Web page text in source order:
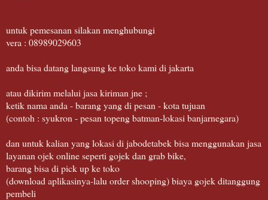
untuk pemesanan silakan menghubungi
vera : 08989029603
anda bisa datang langsung ke toko kami di jakarta
atau dikirim melalui jasa kiriman jne ;
ketik nama anda - barang yang di pesan - kota tujuan
(contoh : syukron - pesan topeng batman-lokasi banjarnegara)
dan untuk kalian yang lokasi di jabodetabek bisa menggunakan jasa
layanan ojek online seperti gojek dan grab bike,
barang bisa di pick up ke toko
(download aplikasinya-lalu order shooping) biaya gojek ditanggung
pembeli